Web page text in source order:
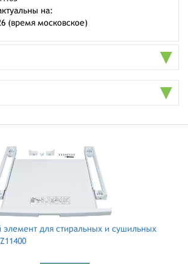
на:
(время московское)
элемент для стиральных и сушильных